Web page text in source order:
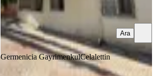
Germenicia GayrimenkulCelalettin
Ara